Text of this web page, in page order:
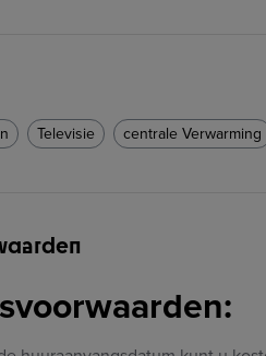
Televisie centrale Verwarming